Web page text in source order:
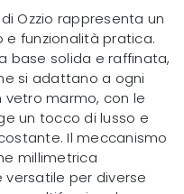
Ozzio rappresenta un
funzionalità pratica.
base solida e raffinata,
si adattano a ogni
vetro marmo, con le
un tocco di lusso e
Il meccanismo
millimetrica
versatile per diverse